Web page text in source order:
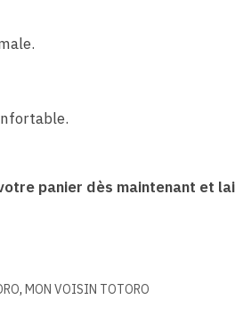
panier dès maintenant et
, MON VOISIN TOTORO